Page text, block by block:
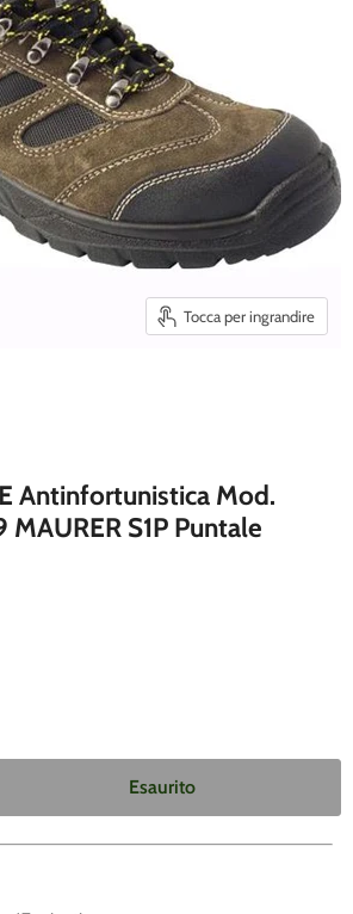
Tocca per ingrandire
Antinfortunistica Mod.
MAURER S1P Puntale
Esaurito